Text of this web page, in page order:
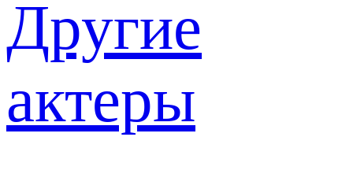
Другие
актеры